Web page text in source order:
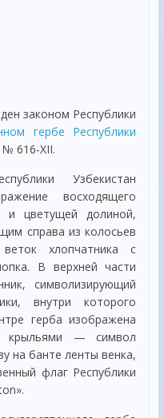
законом Республики
гербе Республики
616-XII.
Узбекистан
восходящего
и цветущей долиной,
справа из колосьев
хлопчатника с
В верхней части
символизирующий
внутри которого
герба изображена
крыльями — символ
на банте ленты венка,
флаг Республики